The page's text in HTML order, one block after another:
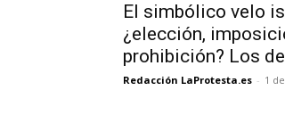
El simbólico velo
¿elección,
prohibición? Los
Redacción LaProtesta.es - 1